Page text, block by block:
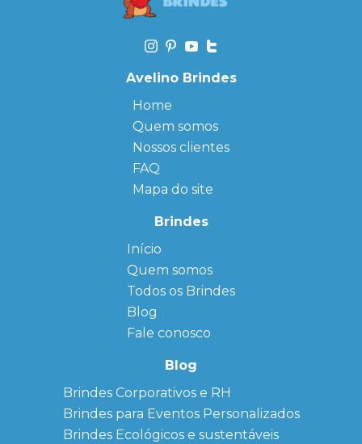
Avelino Brindes
Home
Quem somos
Nossos clientes
FAQ
Mapa do site
Brindes
Início
Quem somos
← Back
FAQ
Sitemap
Todos os Brindes
← Back
Agendas
Personalizadas
Personalizado
personalizados
Brindes
Corporativos
Copos Térmicos
Personalizados
Blog
Fale conosco
Blog
Brindes Corporativos e RH
Brindes para Eventos Personalizados
Brindes Ecológicos e sustentáveis